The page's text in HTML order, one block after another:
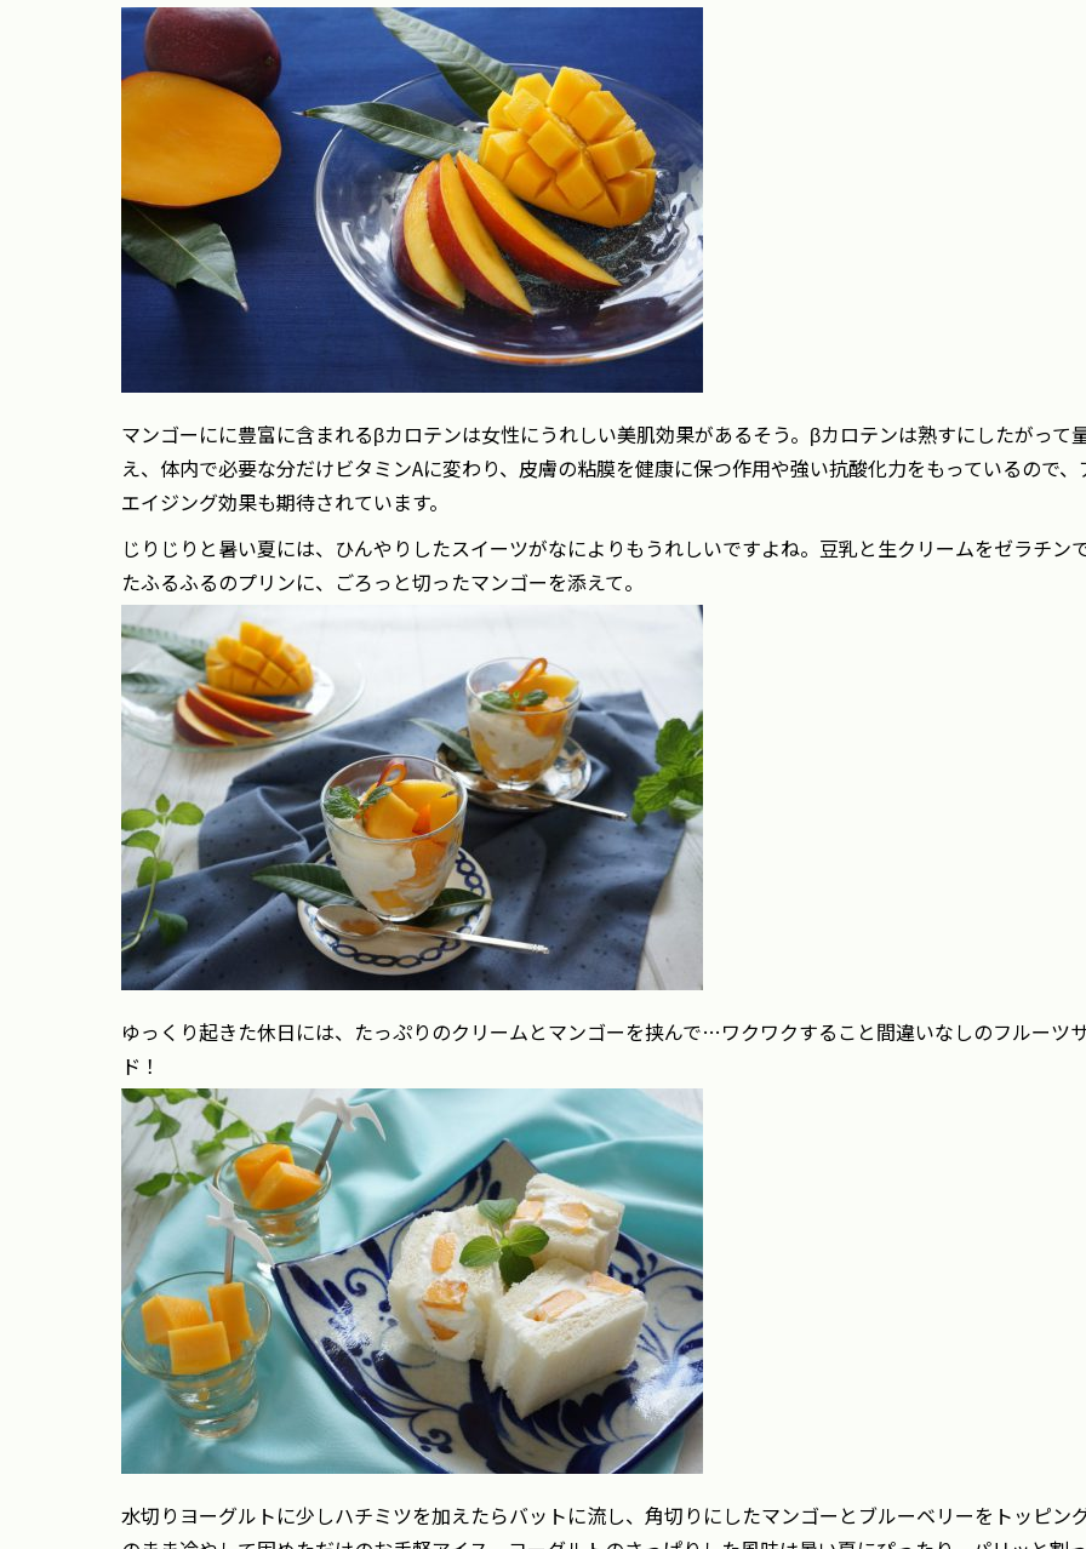
マンゴーにに豊富に含まれるβカロテンは女性にうれしい美肌効果があるそう。βカロテンは熟すにしたがって
え、体内で必要な分だけビタミンAに変わり、皮膚の粘膜を健康に保つ作用や強い抗酸化力をもっているので、
エイジング効果も期待されています。
じりじりと暑い夏には、ひんやりしたスイーツがなによりもうれしいですよね。豆乳と生クリームをゼラチン
たふるふるのプリンに、ごろっと切ったマンゴーを添えて。
ゆっくり起きた休日には、たっぷりのクリームとマンゴーを挟んで…ワクワクすること間違いなしのフルーツ
ド！
水切りヨーグルトに少しハチミツを加えたらバットに流し、角切りにしたマンゴーとブルーベリーをトッピン